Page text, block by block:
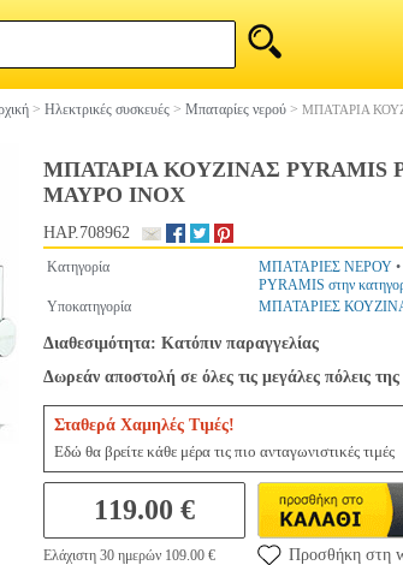
> Ηλεκτρικές συσκευές > Μπαταρίες νερού > ΜΠΑΤΑΡΙΑ
ΜΠΑΤΑΡΙΑ ΚΟΥΖΙΝΑΣ PYRAMIS
ΜΑΥΡΟ INOX
HAP.708962
Κατηγορία ΜΠΑΤΑΡΙΕΣ ΝΕΡΟΥ •
PYRAMIS στην
Υποκατηγορία
ΜΠΑΤΑΡΙΕΣ
Διαθεσιμότητα: Κατόπιν παραγγελίας
Δωρεάν αποστολή σε όλες τις μεγάλες πόλεις
Σταθερά Χαμηλές Τιμές!
Εδώ θα βρείτε κάθε μέρα τις πιο ανταγωνιστικές τιμές
119.00 €
Ελάχιστη 30 ημερών 109.00 € Προσθήκη στη